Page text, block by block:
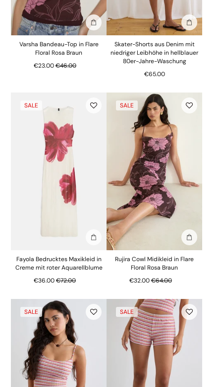
In die Tasche stecken
Varsha Bandeau-Top in Flare
Floral Rosa Braun
€23.00Regulärer Preis
€46.00
In die
Skater-Shorts aus Denim mit
niedriger Leibhöhe in hellblauer
80er-Jahre-Waschung
€65.00
SALE
In die Tasche stecken
Fayola Bedrucktes Maxikleid in
Creme mit roter Aquarellblume
€36.00Regulärer Preis
€72.00
SALE
In die
Rujira Cowl Midikleid in Flare
Floral Rosa Braun
€32.00Regulärer Preis
€64.00
SALE SALE